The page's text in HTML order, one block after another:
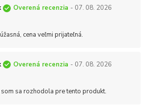
Overená recenzia - 07. 08. 2026
cena veľmi prijateľná.
Overená recenzia - 07. 08. 2026
sa rozhodola pre tento produkt.